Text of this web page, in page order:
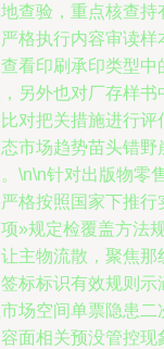
查验，重点核查
格执行内容审读
看印刷承印类型
另外也对厂存样
对把关措施进行
市场趋势苗头错
\n\n针对出版物零
格按照国家下推
»规定检覆盖方法
主物流散，聚焦那
标标识有效规则示
场空间单票隐患
面相关预没管控